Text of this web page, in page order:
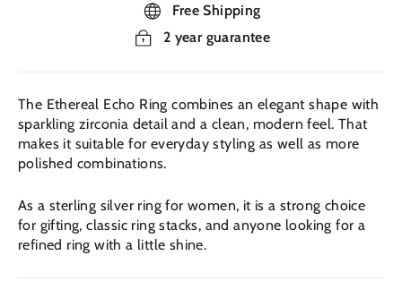
Free Shipping
2 year guarantee
The Ethereal Echo Ring combines an elegant shape with
sparkling zirconia detail and a clean, modern feel. That
makes it suitable for everyday styling as well as more
polished combinations.
As a sterling silver ring for women, it is a strong choice
for gifting, classic ring stacks, and anyone looking for a
refined ring with a little shine.